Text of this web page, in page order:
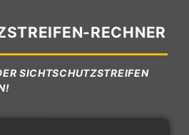
RECHNER
SICHTSCHUTZSTREIFEN